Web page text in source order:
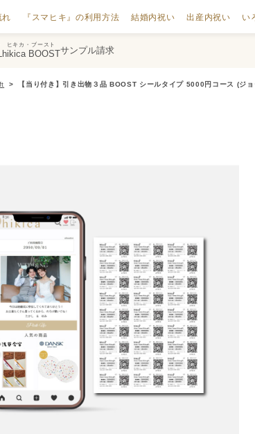
れ 『スマヒキ』の利用方法 結婚内祝い 出産内祝い い
ヒキカ・ブースト
hikica BOOSTサンプル請求
【当り付き】引き出物３品 BOOST シールタイプ 5000円コース (ジョ